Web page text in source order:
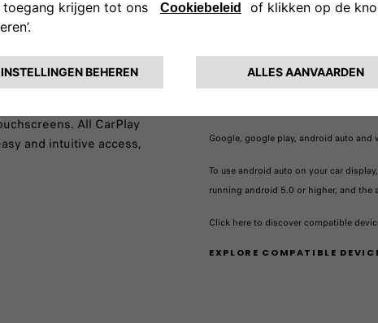
will deliver everything
instructions, make
staying focused on the
will also work with the knobs
All CarPlay
and intuitive access,
Android Auto™
Access your content or use
driving. Android Auto™ will
You will be able to intuitively
buttons on the steering
Google, google play, android auto and
​To use android auto on your car
running android 5.0 or higher, and the
Click here to discover compatible
EXPLORE COMPATIBLE